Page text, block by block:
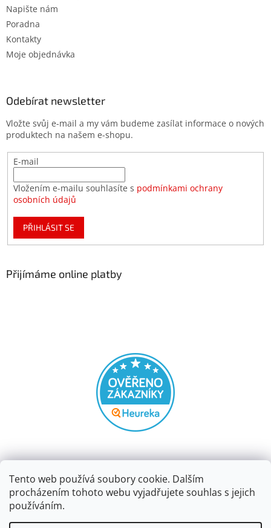
Tento web používá soubory cookie. Dalším
procházením tohoto webu vyjadřujete souhlas s jejich
používáním.
Napište nám
Poradna
Kontakty
Moje objednávka
Odebírat newsletter
Vložte svůj e-mail a my vám budeme zasílat informace o nových
produktech na našem e-shopu.
E-mail
Vložením e-mailu souhlasíte s podmínkami ochrany
osobních údajů
PŘIHLÁSIT SE
Přijímáme online platby